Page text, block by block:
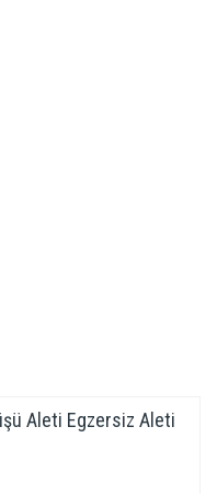
Aleti Egzersiz Aleti